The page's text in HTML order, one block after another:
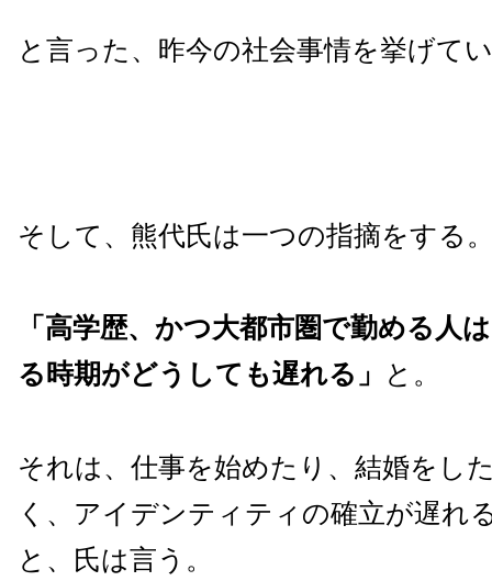
と言った、昨今の社会事情を挙げて
そして、熊代氏は一つの指摘をする
「高学歴、かつ大都市圏で勤める人
る時期がどうしても遅れる」 と。
それは、仕事を始めたり、結婚をし
く、アイデンティティの確立が遅れ
と、氏は言う。